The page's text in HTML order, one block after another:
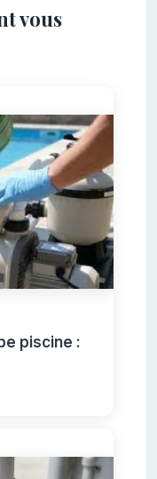
vous
piscine :